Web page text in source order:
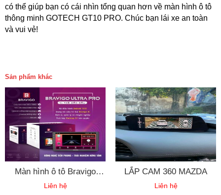
có thể giúp bạn có cái nhìn tổng quan hơn về màn hình ô tô
thông minh GOTECH GT10 PRO. Chúc bạn lái xe an toàn
và vui vẻ!
Sản phẩm khác
Màn hình ô tô Bravigo
Ultra Pro
Liên hệ
LẮP CAM 360 MAZDA
Liên hệ